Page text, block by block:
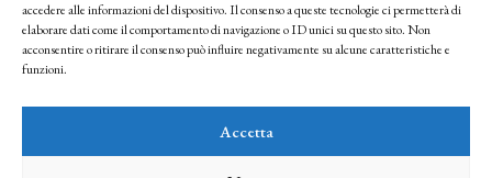
accedere alle informazioni del dispositivo. Il consenso a queste tecnologie ci permetterà di
elaborare dati come il comportamento di navigazione o ID unici su questo sito. Non
acconsentire o ritirare il consenso può influire negativamente su alcune caratteristiche e
funzioni.
Accetta
Facendo clic per iscriverti, riconosci che le tue informazioni saranno trattate
seguendo la nostra Privacy Policy
© 2025 Istituto Matteucci. All right reserved
l’autorizzazione scritta dei proprietari dei diritti e dell’Istituto Matteucci